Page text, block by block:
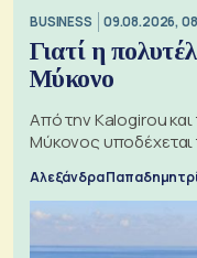
BUSINESS 09.08.2026,
Γιατί η
Μύκονο
Από την Kalogirou και
Μύκονος υποδέχεται
Αλεξάνδρα